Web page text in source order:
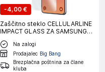
-4,00 €
Zaščitno steklo CELLULARLINE
IMPACT GLASS ZA SAMSUNG
GALAXY S26+
Na zalogi
Prodajalec Big Bang
Brezplačna poštnina za člane
kluba